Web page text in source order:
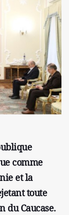
comme
et la
toute
du Caucase.